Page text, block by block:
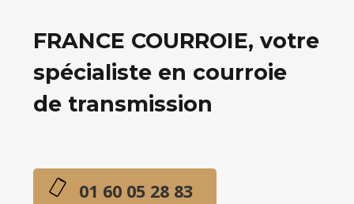
FRANCE COURROIE, votre
spécialiste en courroie
de transmission
01 60 05 28 83